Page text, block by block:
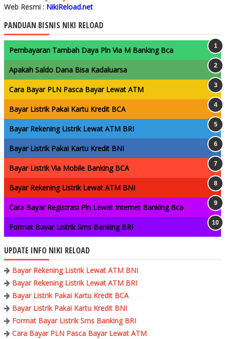
Web Resmi : NikiReload.net
PANDUAN BISNIS NIKI RELOAD
Pembayaran Tambah Daya Pln Via M Banking Bca
Apakah Saldo Dana Bisa Kadaluarsa
Cara Bayar PLN Pasca Bayar Lewat ATM
Bayar Listrik Pakai Kartu Kredit BCA
Bayar Rekening Listrik Lewat ATM BRI
Bayar Listrik Pakai Kartu Kredit BNI
Bayar Listrik Via Mobile Banking BCA
Bayar Rekening Listrik Lewat ATM BNI
Cara Bayar Registrasi Pln Lewat Internet Banking Bca
Format Bayar Listrik Sms Banking BRI
UPDATE INFO NIKI RELOAD
Bayar Rekening Listrik Lewat ATM BNI
Bayar Rekening Listrik Lewat ATM BRI
Bayar Listrik Pakai Kartu Kredit BCA
Bayar Listrik Pakai Kartu Kredit BNI
Format Bayar Listrik Sms Banking BRI
Cara Bayar PLN Pasca Bayar Lewat ATM